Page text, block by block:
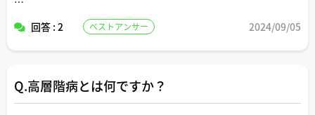
回答 : 2
ベストアンサー 2024/09/05
Q.高層階病とは何ですか？